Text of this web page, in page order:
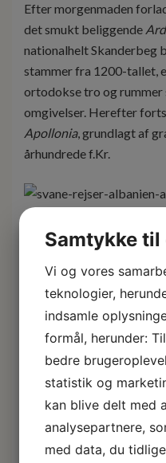
Efter morgenmaden
det smukt beliggende
nationalhelt Skanderbeg
stammer fra 1200-tallet,
ortodokse tro og
omgivelser. Herefter
Apollonia, grundlagt af
århundrede f.Kr.
Ruinerne hører til
oldtidsminder – her ser
bouleuterion
rejser sig mod den blå
byzantinske kloster,
det lille Arkæologiske
om byens storhedstid.
Vi spiser frokost
ankommer om aftenen til
Samtykke
Vi og vores
teknologier,
indsamle
formål, herunder:
bedre
statistik og
kan blive delt med
analysepartnere,
med data, du